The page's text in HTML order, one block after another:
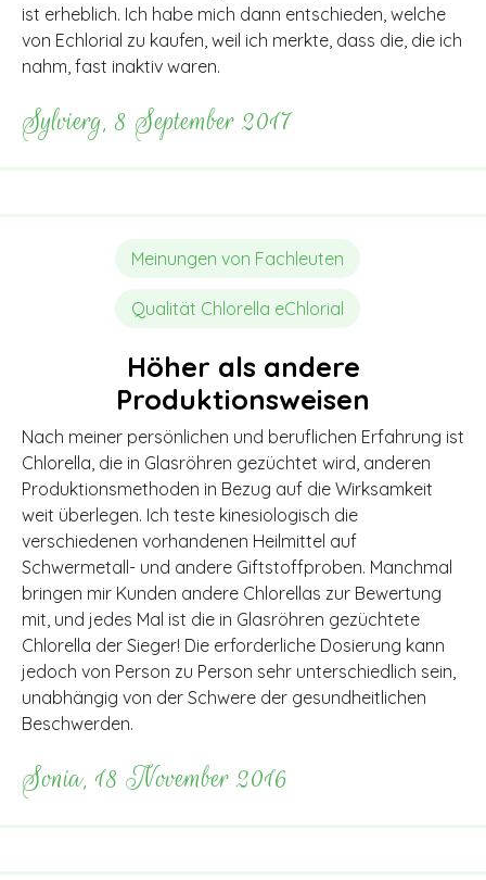
ist erheblich. Ich habe mich dann entschieden, welche
von Echlorial zu kaufen, weil ich merkte, dass die, die ich
nahm, fast inaktiv waren.
Sylvierg, 8 September 2017
Meinungen von Fachleuten
Qualität Chlorella eChlorial
Höher als andere
Produktionsweisen
Nach meiner persönlichen und beruflichen Erfahrung ist
Chlorella, die in Glasröhren gezüchtet wird, anderen
Produktionsmethoden in Bezug auf die Wirksamkeit
weit überlegen. Ich teste kinesiologisch die
verschiedenen vorhandenen Heilmittel auf
Schwermetall- und andere Giftstoffproben. Manchmal
bringen mir Kunden andere Chlorellas zur Bewertung
mit, und jedes Mal ist die in Glasröhren gezüchtete
Chlorella der Sieger! Die erforderliche Dosierung kann
jedoch von Person zu Person sehr unterschiedlich sein,
unabhängig von der Schwere der gesundheitlichen
Beschwerden.
Sonia, 18 November 2016